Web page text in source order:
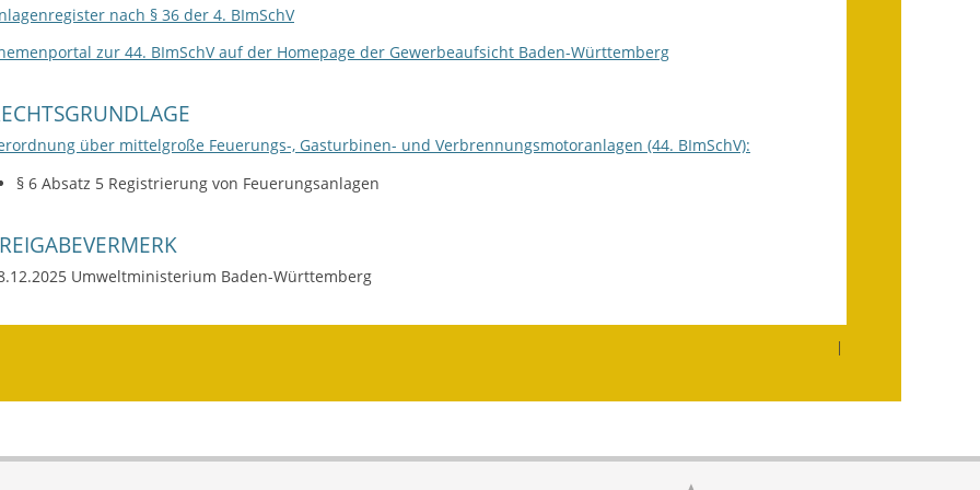
Was erledige ich wo?
Bauen und Wohnen
nach § 36 der 4. BImSchV
zur 44. BImSchV auf der Homepage der Gewerbeaufsicht Baden-Württemberg
über mittelgroße Feuerungs-, Gasturbinen- und Verbrennungsmotoranlagen (44. BImSchV):
§ 6 Absatz 5 Registrierung von Feuerungsanlagen
Umweltministerium Baden-Württemberg
|